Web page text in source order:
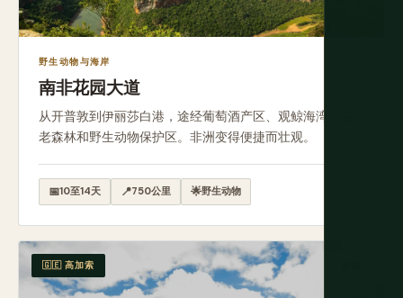
野生动物与海岸
南非花园大道
从开普敦到伊丽莎白港，途经葡萄酒产区、观鲸海湾、古
老森林和野生动物保护区。非洲变得便捷而壮观。
📅10至14天 📍750公里 🌟野生动物
🇬🇪 高加索